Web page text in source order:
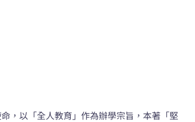
，以「全人教育」作為辦學宗旨，本著「堅